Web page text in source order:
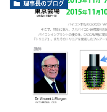
理事長のブログ